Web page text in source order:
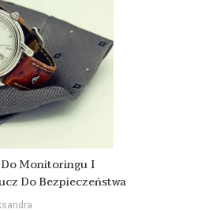
Monitoringu I
Do Bezpieczeństwa